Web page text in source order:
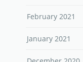
February 2021
January 2021